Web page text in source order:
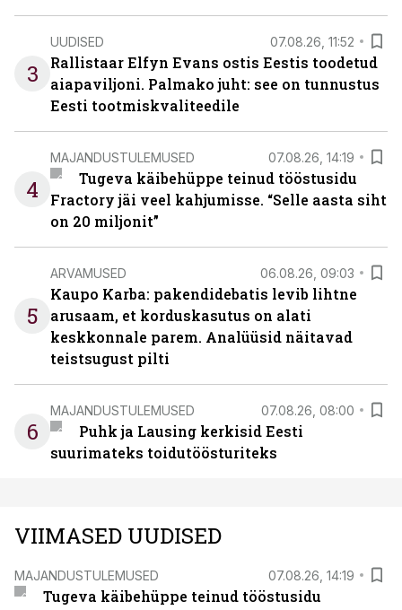
3
UUDISED 07.08.26, 11:52
Rallistaar Elfyn Evans ostis Eestis toodetud
aiapaviljoni. Palmako juht: see on tunnustus
Eesti tootmiskvaliteedile
4
MAJANDUSTULEMUSED 07.08.26, 14:19
Tugeva käibehüppe teinud tööstusidu
Fractory jäi veel kahjumisse. “Selle aasta siht
on 20 miljonit”
5
ARVAMUSED 06.08.26, 09:03
Kaupo Karba: pakendidebatis levib lihtne
arusaam, et korduskasutus on alati
keskkonnale parem. Analüüsid näitavad
teistsugust pilti
6
MAJANDUSTULEMUSED 07.08.26, 08:00
Puhk ja Lausing kerkisid Eesti
suurimateks toidutöösturiteks
VIIMASED UUDISED
MAJANDUSTULEMUSED 07.08.26, 14:19
Tugeva käibehüppe teinud tööstusidu